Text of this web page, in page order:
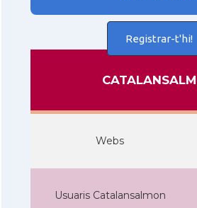
Registrar-t'hi!
Webs
Usuaris Catalansalmon